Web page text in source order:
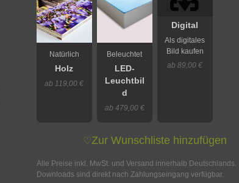
Natürlich
Holz
ab 119,00 €
Beleuchtet
LED-
Leuchtbil
d
ab 479,00 €
Digital
Als digitales
Bild kaufen
ab 89,00 €
♡Zur Wunschliste hinzufügen
Alle Preise inkl. MwSt. und Versand innerhalb Deutschlands.
Downloads sind direkt nach Zahlungseingang verfügbar.